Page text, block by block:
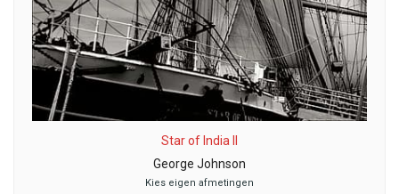
Star of India II
George Johnson
Kies eigen afmetingen